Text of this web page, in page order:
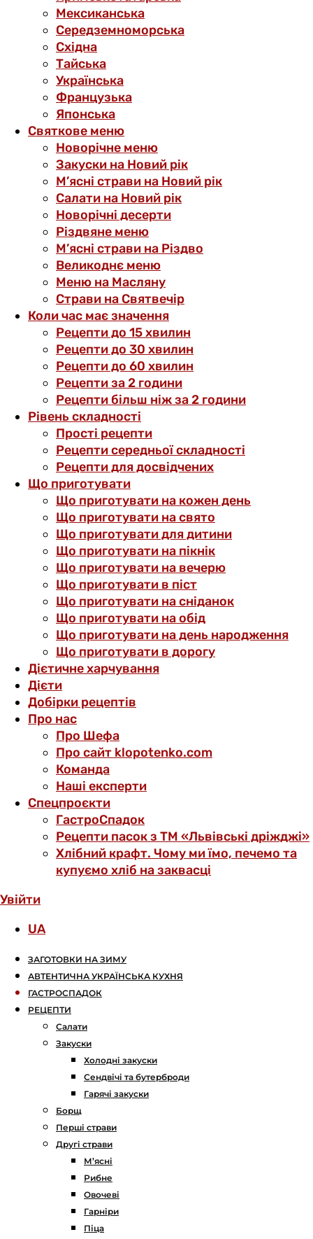
Мексиканська
Середземноморська
Східна
Тайська
Українська
Французька
Японська
Святкове меню
Новорічне меню
Закуски на Новий рік
М’ясні страви на Новий рік
Салати на Новий рік
Новорічні десерти
Різдвяне меню
М’ясні страви на Різдво
Великоднє меню
Меню на Масляну
Страви на Святвечір
Коли час має значення
Рецепти до 15 хвилин
Рецепти до 30 хвилин
Рецепти до 60 хвилин
Рецепти за 2 години
Рецепти більш ніж за 2 години
Рівень складності
Прості рецепти
Рецепти середньої складності
Рецепти для досвідчених
Що приготувати
Що приготувати на кожен день
Що приготувати на свято
Що приготувати для дитини
Що приготувати на пікнік
Що приготувати на вечерю
Що приготувати в піст
Що приготувати на сніданок
Що приготувати на обід
Що приготувати на день народження
Що приготувати в дорогу
Дієтичне харчування
Дієти
Добірки рецептів
Про нас
Про Шефа
Про сайт klopotenko.com
Команда
Наші експерти
Спецпроєкти
ГастроСпадок
Рецепти пасок з ТМ «Львівські дріжджі»
Хлібний крафт. Чому ми їмо, печемо та
купуємо хліб на заквасці
Увійти
UA
ЗАГОТОВКИ НА ЗИМУ
АВТЕНТИЧНА УКРАЇНСЬКА КУХНЯ
ГАСТРОСПАДОК
РЕЦЕПТИ
Салати
Закуски
Холодні закуски
Сендвічі та бутерброди
Гарячі закуски
Борщ
Перші страви
Другі страви
М’ясні
Рибне
Овочеві
Гарніри
Піца